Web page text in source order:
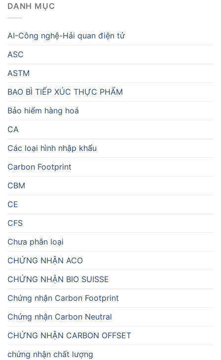
DANH MỤC
AI-Công nghệ-Hải quan điện tử
ASC
ASTM
BAO BÌ TIẾP XÚC THỰC PHẨM
Bảo hiểm hàng hoá
CA
Các loại hình nhập khẩu
Carbon Footprint
CBM
CE
CFS
Chưa phân loại
CHỨNG NHẬN ACO
CHỨNG NHẬN BIO SUISSE
Chứng nhận Carbon Footprint
Chứng nhận Carbon Neutral
CHỨNG NHẬN CARBON OFFSET
chứng nhận chất lượng